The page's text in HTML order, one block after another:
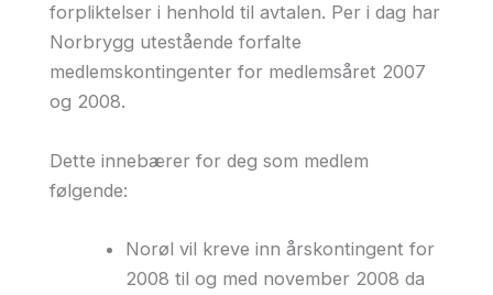
forpliktelser i henhold til avtalen. Per i dag har
Norbrygg utestående forfalte
medlemskontingenter for medlemsåret 2007
og 2008.
Dette innebærer for deg som medlem
følgende:
Norøl vil kreve inn årskontingent for
2008 til og med november 2008 da